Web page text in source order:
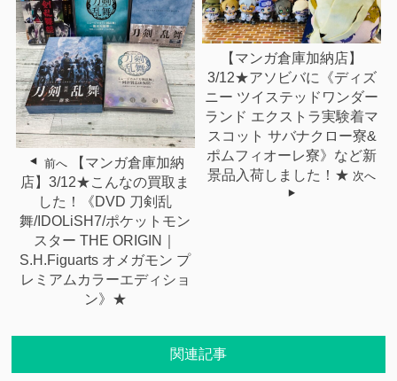
前へ
【マンガ倉庫加納
店】3/12★こんなの買取ま
した！《DVD 刀剣乱
舞/IDOLiSH7/ポケットモン
スター THE ORIGIN｜
S.H.Figuarts オメガモン プ
レミアムカラーエディショ
ン》★
【マンガ倉庫加納店】
3/12★アソビバに《ディズ
ニー ツイステッドワンダー
ランド エクストラ実験着マ
スコット サバナクロー寮&
ポムフィオーレ寮》など新
景品入荷しました！★ 次へ
関連記事